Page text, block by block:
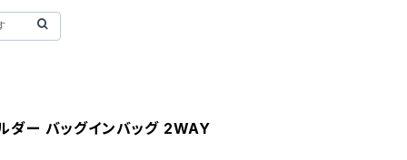
ダー バッグインバッグ 2WAY